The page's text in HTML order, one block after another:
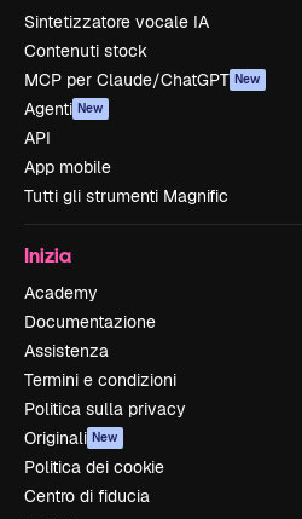
Sintetizzatore vocale IA
Contenuti stock
MCP per Claude/ChatGPT New
Agenti New
API
App mobile
Tutti gli strumenti Magnific
Inizia
Academy
Documentazione
Assistenza
Termini e condizioni
Politica sulla privacy
Originali New
Politica dei cookie
Centro di fiducia